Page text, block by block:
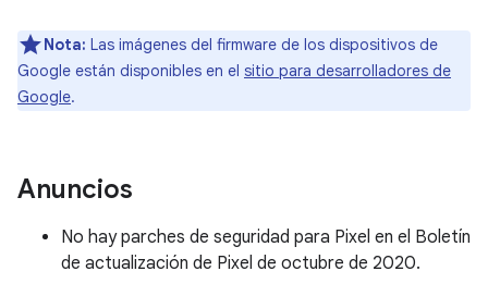
Nota: Las imágenes del firmware de los dispositivos de
Google están disponibles en el sitio para desarrolladores de
Google.
Anuncios
No hay parches de seguridad para Pixel en el Boletín
de actualización de Pixel de octubre de 2020.